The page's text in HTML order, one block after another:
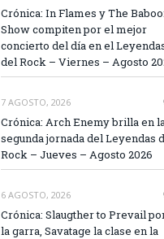
Crónica: In Flames y The
Show compiten por el mejor
concierto del día en el
del Rock – Viernes – Agosto
7 AGOSTO, 2026
Crónica: Arch Enemy brilla en
segunda jornada del Leyendas
Rock – Jueves – Agosto 2026
6 AGOSTO, 2026
Crónica: Slaugther to Prevail
la garra, Savatage la clase en la